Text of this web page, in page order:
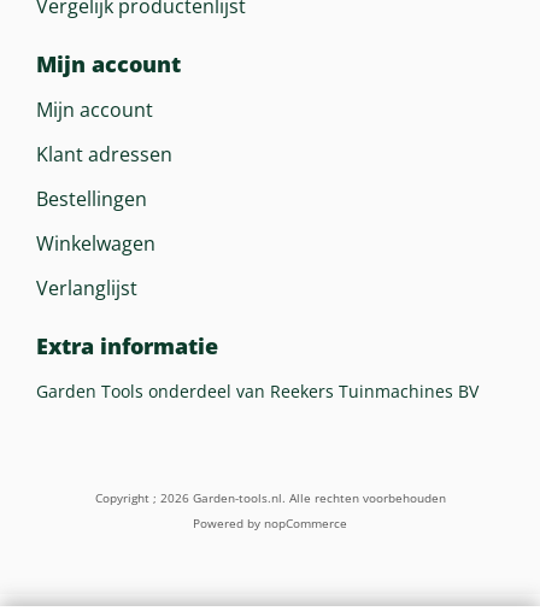
Vergelijk productenlijst
Mijn account
Mijn account
Klant adressen
Bestellingen
Winkelwagen
Verlanglijst
Extra informatie
Garden Tools onderdeel van Reekers Tuinmachines BV
Copyright ; 2026 Garden-tools.nl. Alle rechten voorbehouden
Powered by nopCommerce